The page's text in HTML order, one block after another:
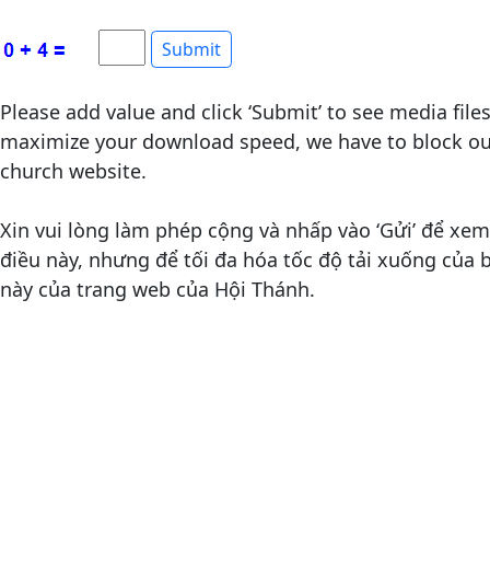
Please add value and click ‘Submit’ to see media
maximize your download speed, we have to block
church website.
Xin vui lòng làm phép cộng và nhấp vào ‘Gửi’ để
điều này, nhưng để tối đa hóa tốc độ tải xuống của
này của trang web của Hội Thánh.